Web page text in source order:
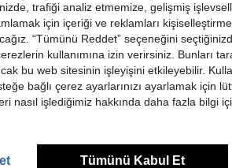
Helpful
trafiği analiz etmemize, gelişmiş
için içeriği ve reklamları
“Tümünü Reddet” seçeneğini
kullanımına izin verirsiniz. Bunları
bu web sitesinin işleyişini etkileyebilir.
bağlı çerez ayarlarınızı ayarlamak için
nasıl işlediğimiz hakkında daha fazla bilgi
Tümünü Kabul Et